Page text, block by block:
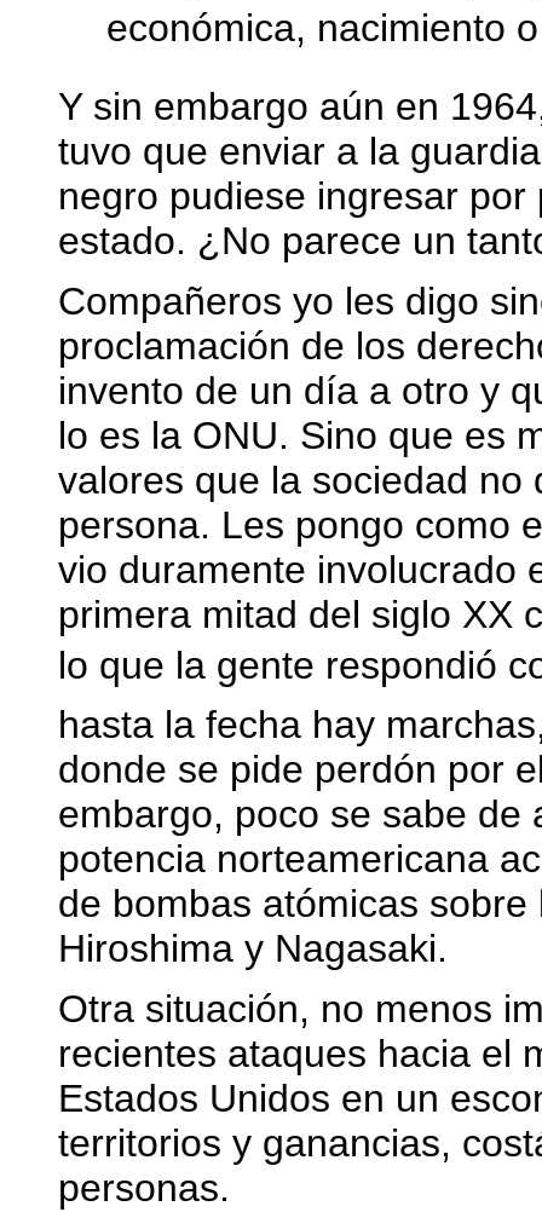
económica, nacimiento
Y sin embargo aún en
tuvo que enviar a la
negro pudiese ingresar
estado. ¿No parece un
Compañeros yo les digo
proclamación de los
invento de un día a otro y
lo es la ONU. Sino que es
valores que la sociedad no
persona. Les pongo como
vio duramente involucrado
primera mitad del siglo XX
lo que la gente respondió
hasta la fecha hay
donde se pide perdón por
embargo, poco se sabe de
potencia norteamericana
de bombas atómicas
Hiroshima y Nagasaki.
Otra situación, no menos
recientes ataques hacia el
Estados Unidos en un
territorios y ganancias,
personas.